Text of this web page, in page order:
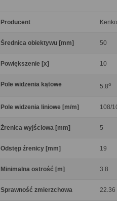
Producent Kenko
Średnica obiektywu [mm] 50
Powiększenie [x] 10
Pole widzenia kątowe 5.8o
Pole widzenia liniowe [m/m] 108/
Źrenica wyjściowa [mm] 5
Odstęp źrenicy [mm] 19
Minimalna ostrość [m] 3.8
Sprawność zmierzchowa 22.36